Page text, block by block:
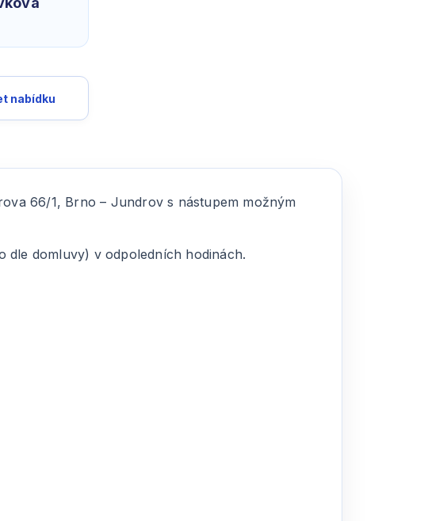
nabídku
66/1, Brno – Jundrov s nástupem možným
dle domluvy) v odpoledních hodinách.